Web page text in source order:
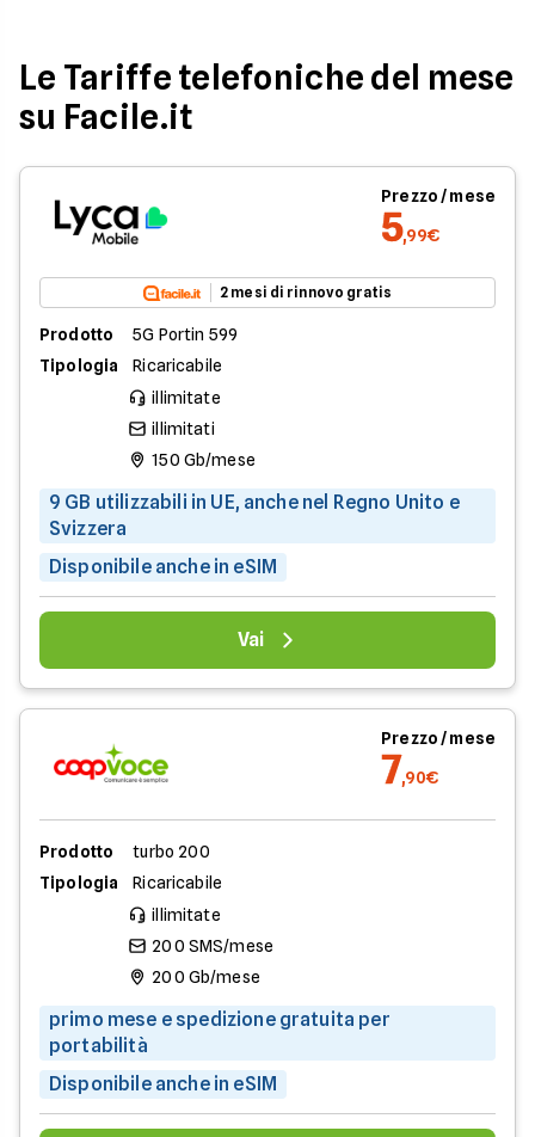
Le Tariffe telefoniche del mese
su Facile.it
Prezzo / mese
5,99€
2 mesi di rinnovo gratis
Prodotto
5G Portin 599
Tipologia
Ricaricabile
illimitate
illimitati
150 Gb/mese
9 GB utilizzabili in UE, anche nel Regno Unito e
Svizzera
Disponibile anche in eSIM
Vai
Prezzo / mese
7,90€
Prodotto
turbo 200
Tipologia
Ricaricabile
illimitate
200 SMS/mese
200 Gb/mese
primo mese e spedizione gratuita per
portabilità
Disponibile anche in eSIM